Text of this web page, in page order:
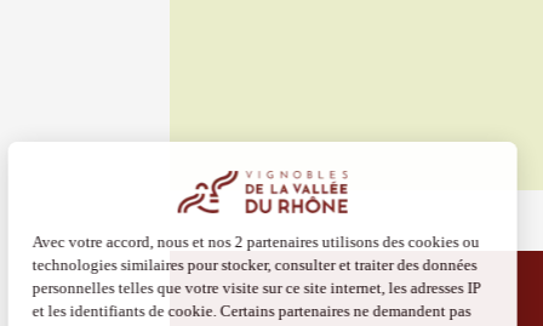
Soirée
song" -